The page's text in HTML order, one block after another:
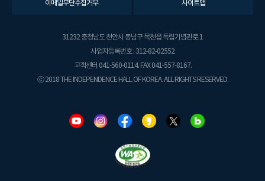
이메일무단수집거부 사이트맵
31232 충청남도 천안시 동남구 목천읍 독립기념관로 1
사업자등록번호 : 312-82-02552
고객센터 041-560-0114. FAX 041-557-8167.
ⓒ 2018 THE INDEPENDENCE HALL OF KOREA. ALL RIGHTS RESERVED.